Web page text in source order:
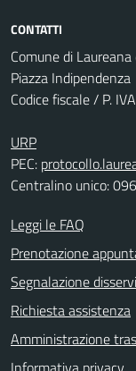
CONTATTI
Comune di
Piazza Indipendenza
Codice fiscale / P.
URP
PEC:
Centralino unico:
Leggi le FAQ
Prenotazione
Segnalazione
Richiesta assistenza
Amministrazione